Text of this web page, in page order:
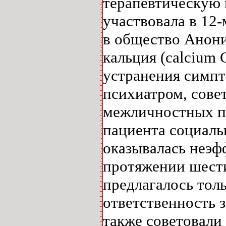
участвовала в
в общество
кальция (calcium
устранения
психиатром,
межличностных
пациента
оказывалась
протяжении
предлагалось
также